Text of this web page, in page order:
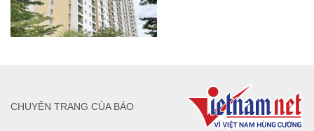
CHUYÊN TRANG CỦA BÁO